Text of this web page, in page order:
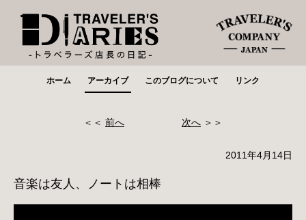
ホーム アーカイブ このブログについて リンク
＜＜ 前へ 次へ ＞＞
2011年4月14日
音楽は友人、ノートは相棒